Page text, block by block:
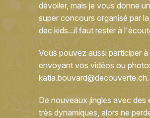
dévoiler, mais je vous donne
super concours organisé par
dec kids...il faut rester à
Vous pouvez aussi participer
envoyant vos vidéos ou
katia.bouvard@decouverte.ch.
De nouveaux jingles avec des
très dynamiques, alors ne